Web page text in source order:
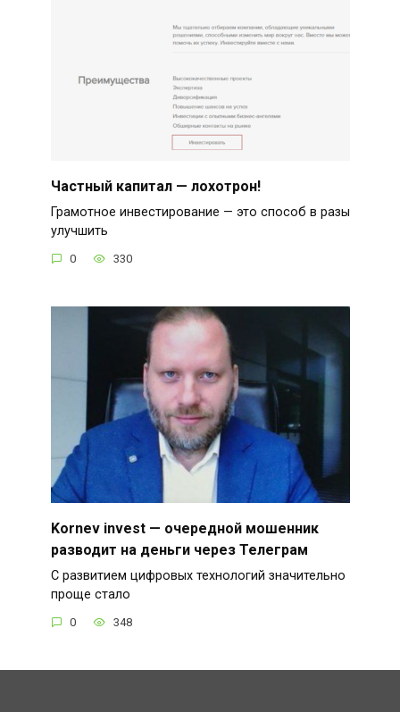
Частный капитал — лохотрон!
Грамотное инвестирование — это способ в разы
улучшить
0 330
Kornev invest — очередной мошенник
разводит на деньги через Телеграм
С развитием цифровых технологий значительно
проще стало
0 348